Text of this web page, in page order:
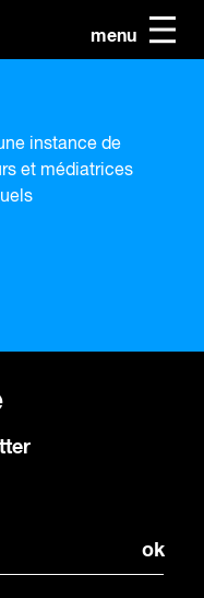
menu
instance de
et médiatrices